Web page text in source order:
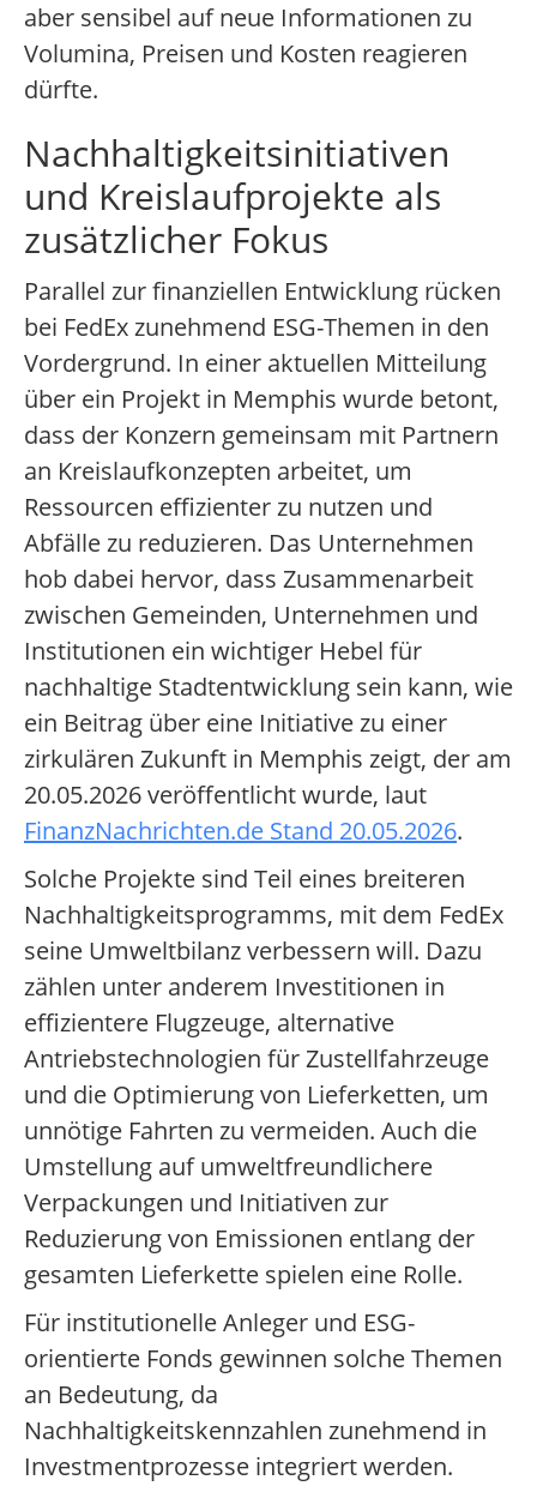
aber sensibel auf neue Informationen zu
Volumina, Preisen und Kosten reagieren
dürfte.
Nachhaltigkeitsinitiativen
und Kreislaufprojekte als
zusätzlicher Fokus
Parallel zur finanziellen Entwicklung rücken
bei FedEx zunehmend ESG-Themen in den
Vordergrund. In einer aktuellen Mitteilung
über ein Projekt in Memphis wurde betont,
dass der Konzern gemeinsam mit Partnern
an Kreislaufkonzepten arbeitet, um
Ressourcen effizienter zu nutzen und
Abfälle zu reduzieren. Das Unternehmen
hob dabei hervor, dass Zusammenarbeit
zwischen Gemeinden, Unternehmen und
Institutionen ein wichtiger Hebel für
nachhaltige Stadtentwicklung sein kann, wie
ein Beitrag über eine Initiative zu einer
zirkulären Zukunft in Memphis zeigt, der am
20.05.2026 veröffentlicht wurde, laut
FinanzNachrichten.de Stand 20.05.2026.
Solche Projekte sind Teil eines breiteren
Nachhaltigkeitsprogramms, mit dem FedEx
seine Umweltbilanz verbessern will. Dazu
zählen unter anderem Investitionen in
effizientere Flugzeuge, alternative
Antriebstechnologien für Zustellfahrzeuge
und die Optimierung von Lieferketten, um
unnötige Fahrten zu vermeiden. Auch die
Umstellung auf umweltfreundlichere
Verpackungen und Initiativen zur
Reduzierung von Emissionen entlang der
gesamten Lieferkette spielen eine Rolle.
Für institutionelle Anleger und ESG-
orientierte Fonds gewinnen solche Themen
an Bedeutung, da
Nachhaltigkeitskennzahlen zunehmend in
Investmentprozesse integriert werden.